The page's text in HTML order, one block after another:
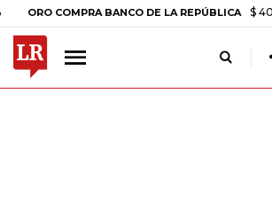
COMPRA BANCO DE LA REPÚBLICA $ 408.498,97